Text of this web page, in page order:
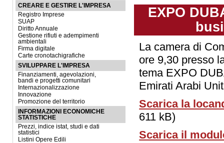
CREARE E GESTIRE L'IMPRESA
Registro Imprese
SUAP
Diritto Annuale
Gestione rifiuti e adempimenti
ambientali
Firma digitale
Carte cronotachigrafiche
SVILUPPARE L'IMPRESA
Finanziamenti, agevolazioni,
bandi e progetti comunitari
Internazionalizzazione
Innovazione
Promozione del territorio
INFORMAZIONI ECONOMICHE
STATISTICHE
Prezzi, indice istat, studi e dati
statistici
Listini Opere Edili
EXPO
La camera di
ore 9,30 presso
tema EXPO
Emirati Arabi
Scarica la
611 kB)
Scarica il